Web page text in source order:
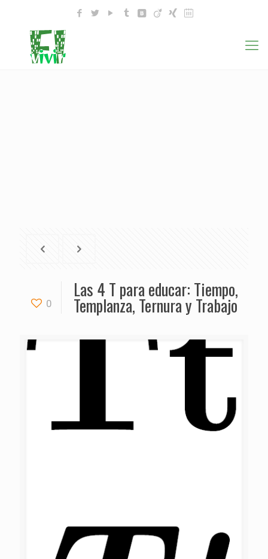
0
Las 4 T para educar: Tiempo,
Templanza, Ternura y Trabajo